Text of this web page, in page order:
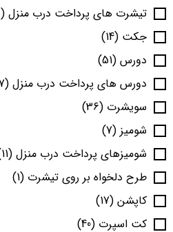
تیشرت های پرداخت درب منزل (605)
جکت (14)
دورس (51)
دورس های پرداخت درب منزل (67)
سویشرت (36)
شومیز (7)
شومیزهای پرداخت درب منزل (11)
طرح دلخواه بر روی تیشرت (1)
کاپشن (17)
کت اسپرت (40)